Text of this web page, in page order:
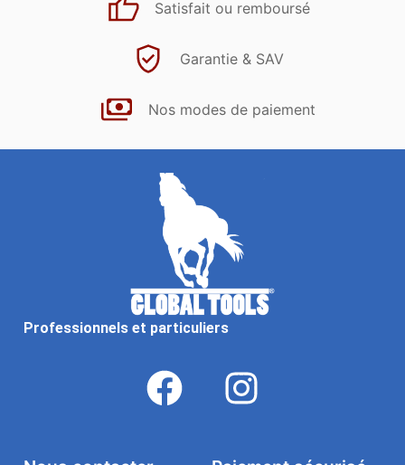
Satisfait ou remboursé
Garantie & SAV
Nos modes de paiement
Professionnels et particuliers